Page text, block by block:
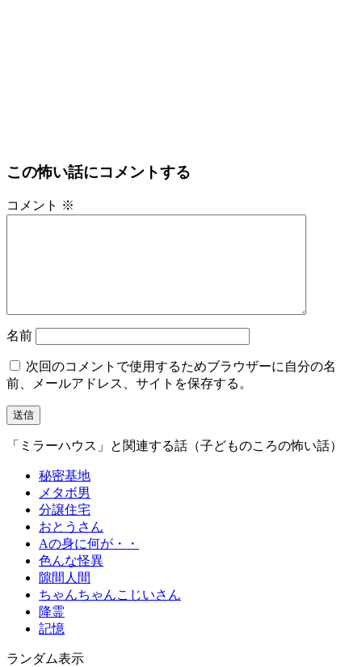
この怖い話にコメントする
コメント ※
名前
次回のコメントで使用するためブラウザーに自分の名
前、メールアドレス、サイトを保存する。
「ミラーハウス」と関連する話（子どものころの怖い話）
秘密基地
メタボ男
分譲住宅
おとうさん
Aの身に何が・・
色んな怪異
隙間人間
ちゃんちゃんこじいさん
降霊
記憶
ランダム表示